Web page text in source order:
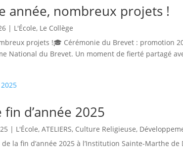
année, nombreux projets !
| L'École, Le Collège
projets !🎓 Cérémonie du Brevet : promotion
National du Brevet. Un moment de fierté partagé
d’année 2025
| L'École,ATELIERS, Culture Religieuse,
la fin d’année 2025 à l’Institution Sainte-Marthe